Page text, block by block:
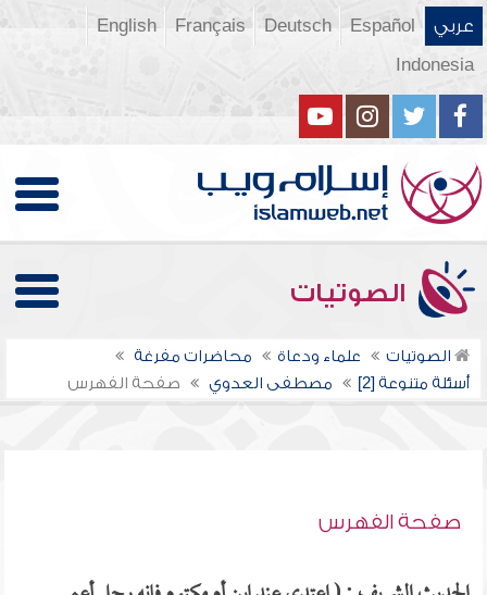
عربي Español
Deutsch
Français
English
Indonesia
الصوتيات
الصوتيات علماء ودعاة
محاضرات مفرغة
أسئلة متنوعة [2]
مصطفى العدوي صفحة الفهرس
صفحة الفهرس